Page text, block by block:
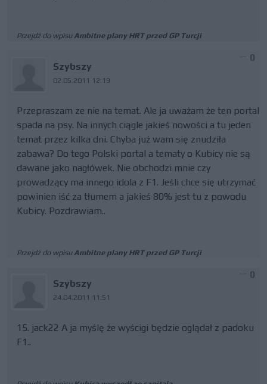
Przejdź do wpisuAmbitne plany HRT przed GP Turcji
Szybszy
02.05.2011 12:19
0
Przepraszam ze nie na temat. Ale ja uważam że ten portal
spada na psy. Na innych ciągle jakieś nowości a tu jeden
temat przez kilka dni. Chyba już wam się znudziła
zabawa? Do tego Polski portal a tematy o Kubicy nie są
dawane jako nagłówek. Nie obchodzi mnie czy
prowadzący ma innego idola z F1. Jeśli chce się utrzymać
powinien iść za tłumem a jakieś 80% jest tu z powodu
Kubicy. Pozdrawiam..
Przejdź do wpisuAmbitne plany HRT przed GP Turcji
Szybszy
24.04.2011 11:51
0
15. jack22 A ja myślę że wyścigi będzie oglądał z padoku
F1..